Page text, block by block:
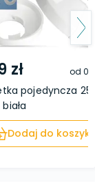
zł od
pojedyncza 25
Dodaj do